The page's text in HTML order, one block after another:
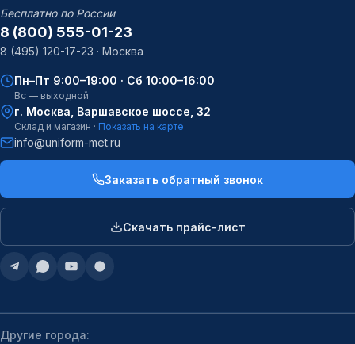
Бесплатно по России
8 (800) 555-01-23
8 (495) 120-17-23 · Москва
Пн–Пт 9:00–19:00 · Сб 10:00–16:00
Вс — выходной
г. Москва, Варшавское шоссе, 32
Склад и магазин · Показать на карте
info@uniform-met.ru
Заказать обратный звонок
Скачать прайс-лист
Другие города: